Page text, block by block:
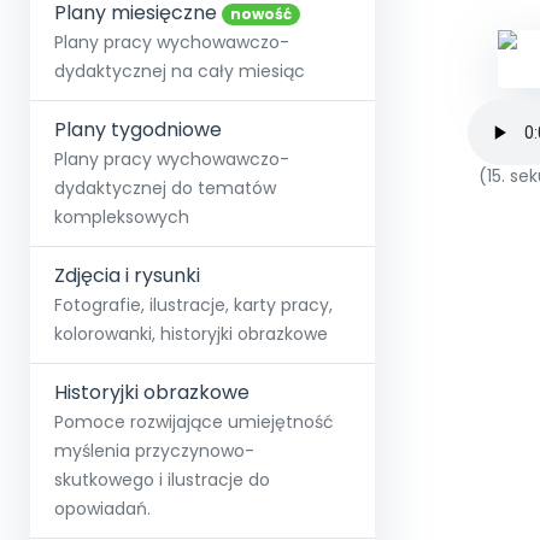
Społeczność
+48 12 631 04 10
kontakt@blizejprzedszkola.pl
O miesięczniku
Strona główna
O Akademii
Akademia
Poznaj pakiet MAX
Testuj przez 7 dni Pełen
Wszystkie projekty
Skontaktuj się
Dodaj wpis
Plany miesięczne nowość
Plany pracy wychowawczo-
dydaktycznej na cały miesiąc
Plany tygodniowe
Plany pracy wychowawczo-
dydaktycznej do tematów
kompleksowych
Zdjęcia i rysunki
Fotografie, ilustracje, karty pracy,
kolorowanki, historyjki obrazkowe
Historyjki obrazkowe
Pomoce rozwijające umiejętność
myślenia przyczynowo-
skutkowego i ilustracje do
opowiadań.
(15.